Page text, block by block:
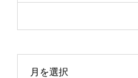
月を選択